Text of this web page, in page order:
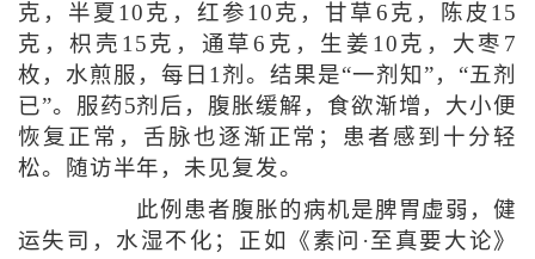
克，半夏10克，红参10克，甘草6克，陈皮15
克，枳壳15克，通草6克，生姜10克，大枣7
枚，水煎服，每日1剂。结果是“一剂知”，“五剂
已”。服药5剂后，腹胀缓解，食欲渐增，大小便
恢复正常，舌脉也逐渐正常；患者感到十分轻
松。随访半年，未见复发。
此例患者腹胀的病机是脾胃虚弱，健
运失司，水湿不化；正如《素问·至真要大论》